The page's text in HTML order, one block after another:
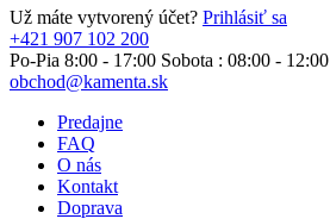
Už máte vytvorený účet? Prihlásiť sa
+421 907 102 200
Po-Pia 8:00 - 17:00 Sobota : 08:00 - 12:00
obchod@kamenta.sk
Predajne
FAQ
O nás
Kontakt
Doprava